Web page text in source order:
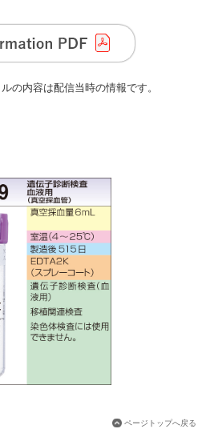
の内容は配信当時の情報です。
ページトップへ戻る